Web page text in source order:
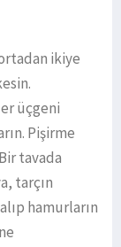
ikiye
üçgeni
Pişirme
Bir tavada
tarçın
hamurların